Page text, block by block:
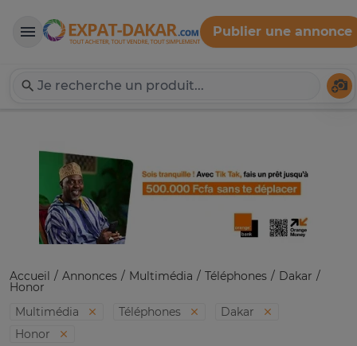
Expat-Dakar
Publier une annonce
Accueil Annonces Multimédia Téléphones Dakar
Honor
Multimédia
Téléphones
Dakar
Honor